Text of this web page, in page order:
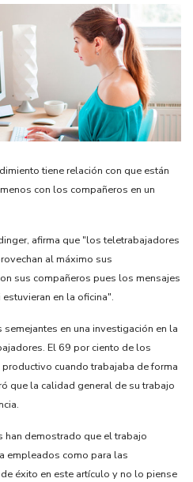
tiene relación con que están
con los compañeros en un
afirma que "los teletrabajadores
al máximo sus
sus compañeros pues los mensajes
en la oficina".
en una investigación en la
El 69 por ciento de los
cuando trabajaba de forma
que la calidad general de su trabajo
han demostrado que el trabajo
empleados como para las
éxito en este artículo y no lo piense